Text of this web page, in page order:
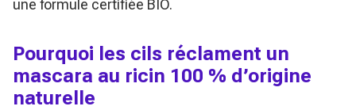
une formule certifiée BIO.
Pourquoi les cils réclament un
mascara au ricin 100 % d’origine
naturelle